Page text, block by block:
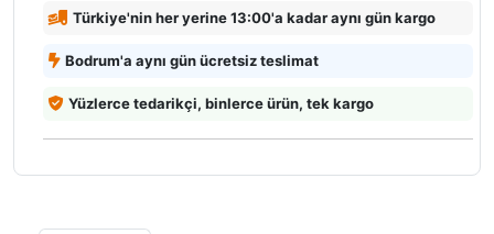
Türkiye'nin her yerine 13:00'a kadar aynı gün kargo
Bodrum'a aynı gün ücretsiz teslimat
Yüzlerce tedarikçi, binlerce ürün, tek kargo